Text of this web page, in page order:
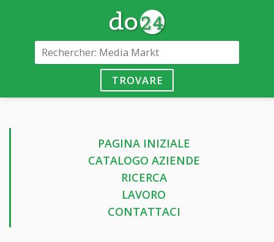
TROVARE
PAGINA INIZIALE
CATALOGO AZIENDE
RICERCA
LAVORO
CONTATTACI